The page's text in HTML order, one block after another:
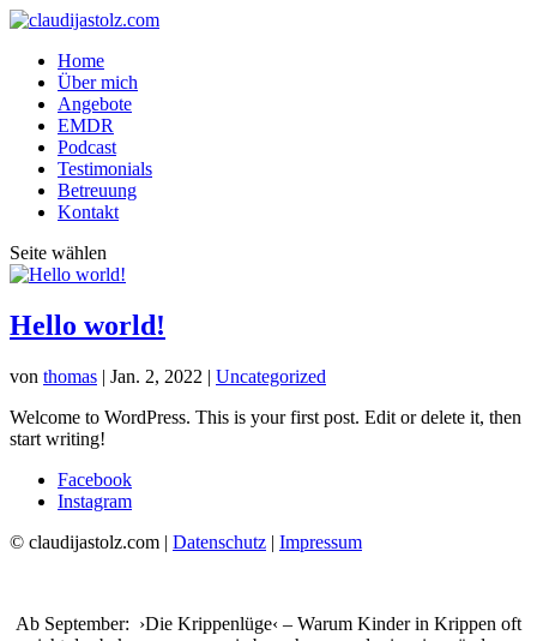
Home
Über mich
Angebote
EMDR
Podcast
Testimonials
Betreuung
Kontakt
Seite wählen
Hello world!
von thomas | Jan. 2, 2022 | Uncategorized
Welcome to WordPress. This is your first post. Edit or delete it, then
start writing!
Facebook
Instagram
© claudijastolz.com | Datenschutz | Impressum
Ab September: ›Die Krippenlüge‹ – Warum Kinder in Krippen oft